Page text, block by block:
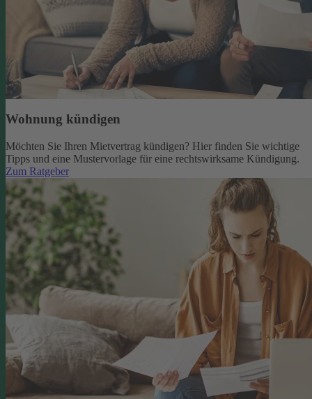
Wohnung kündigen
Möchten Sie Ihren Mietvertrag kündigen? Hier finden Sie wichtige
Tipps und eine Mustervorlage für eine rechtswirksame Kündigung.
Zum Ratgeber